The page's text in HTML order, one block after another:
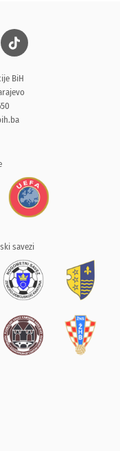
BiH
savezi